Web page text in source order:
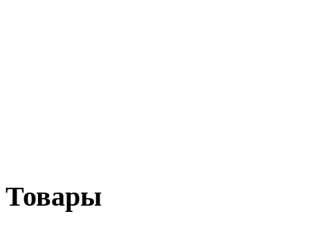
Товары